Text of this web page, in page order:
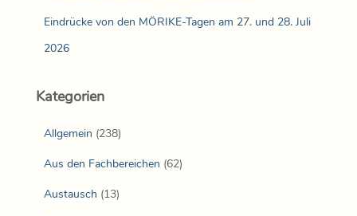
Eindrücke von den MÖRIKE-Tagen am 27. und 28. Juli
2026
Kategorien
Allgemein (238)
Aus den Fachbereichen (62)
Austausch (13)